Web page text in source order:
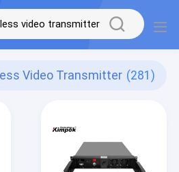
Video Transmitter (281)